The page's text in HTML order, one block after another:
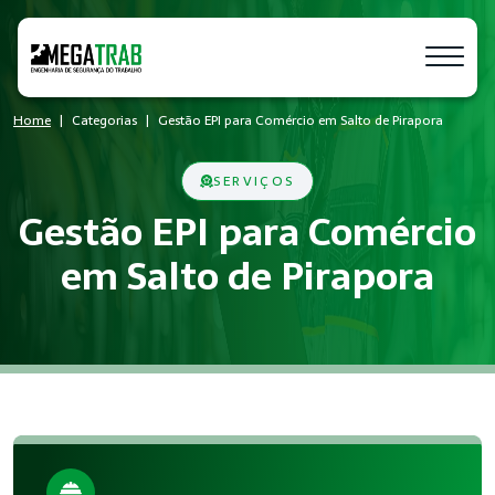
Home Categorias Gestão EPI para Comércio em Salto de Pirapora
SERVIÇOS
Gestão EPI para Comércio
em Salto de Pirapora
Empresas de todos os portes que possuem empregados